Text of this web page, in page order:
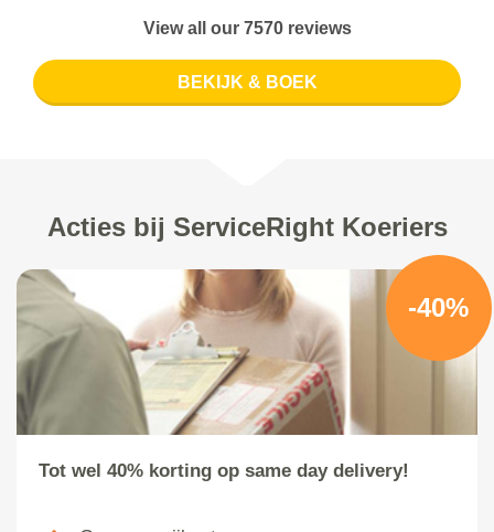
View all our 7570 reviews
BEKIJK & BOEK
Acties bij ServiceRight Koeriers
-40%
Tot wel 40% korting op same day delivery!